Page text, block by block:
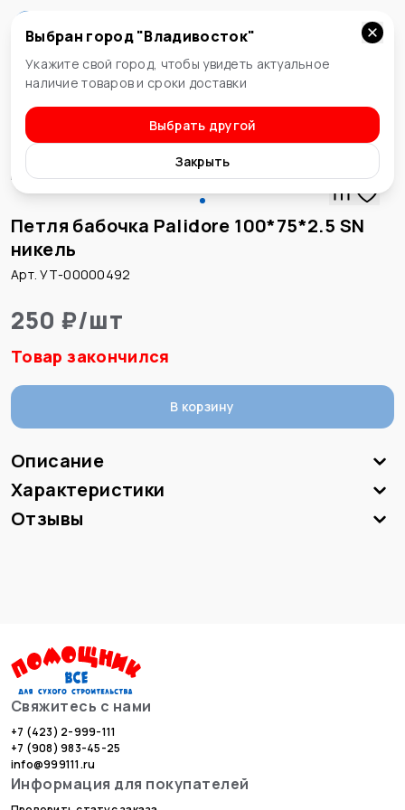
Владивосток
Выбран город "Владивосток"
Укажите свой город, чтобы увидеть актуальное
наличие товаров и сроки доставки
Выбрать другой
Закрыть
Петли
Петля бабочка Palidore 100*75*2.5 SN
никель
Арт. УТ-00000492
250 ₽/шт
Товар закончился
В корзину
Описание
Характеристики
Отзывы
Свяжитесь с нами
+7 (423) 2-999-111
+7 (908) 983-45-25
info@999111.ru
Информация для покупателей